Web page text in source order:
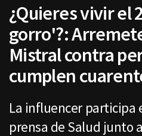
¿Quieres vivir el
gorro'?:
Mistral contra
cumplen
La influencer participa
prensa de Salud junto